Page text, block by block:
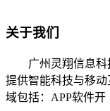
提供智能科技与移动
了解更多